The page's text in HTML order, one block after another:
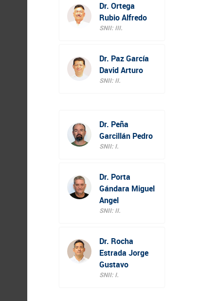
Dr. Ortega
Rubio Alfredo
SNII: III.
Dr. Paz García
David Arturo
SNII: II.
Dr. Peña
Garcillán Pedro
SNII: I.
Dr. Porta
Gándara Miguel
Angel
SNII: II.
Dr. Rocha
Estrada Jorge
Gustavo
SNII: I.